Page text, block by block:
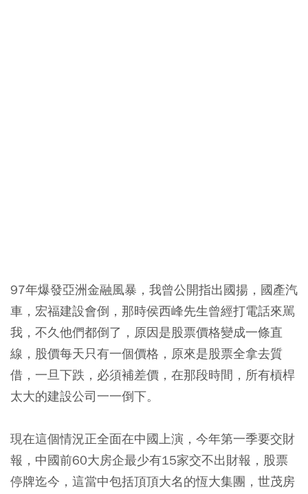
97年爆發亞洲金融風暴，我曾公開指出國揚，國產汽
車，宏福建設會倒，那時侯西峰先生曾經打電話來駡
我，不久他們都倒了，原因是股票價格變成一條直
線，股價每天只有一個價格，原來是股票全拿去質
借，一旦下跌，必須補差價，在那段時間，所有槓桿
太大的建設公司一一倒下。
現在這個情況正全面在中國上演，今年第一季要交財
報，中國前60大房企最少有15家交不出財報，股票
停牌迄今，這當中包括頂頂大名的恆大集團，世茂房